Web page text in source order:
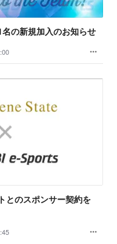
名の新規加入のお知らせ
とのスポンサー契約を